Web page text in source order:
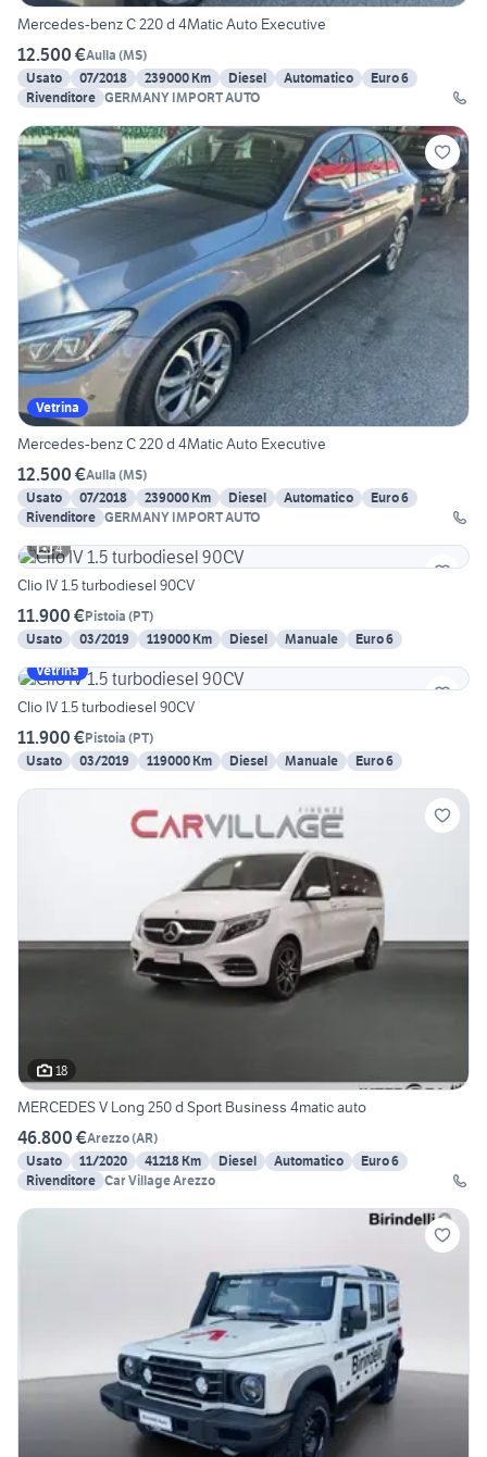
Mercedes-benz C 220 d 4Matic Auto Executive
12.500 €Aulla (MS)
Usato
07/2018 239000 Km Diesel Automatico
Euro 6
Rivenditore GERMANY IMPORT AUTO
Vetrina
Mercedes-benz C 220 d 4Matic Auto Executive
12.500 €Aulla (MS)
Usato
07/2018 239000 Km Diesel Automatico
Euro 6
Rivenditore GERMANY IMPORT AUTO
4
Clio IV 1.5 turbodiesel 90CV
11.900 €Pistoia (PT)
Usato
03/2019 119000 Km Diesel Manuale
Euro 6
Vetrina
Clio IV 1.5 turbodiesel 90CV
11.900 €Pistoia (PT)
Usato
03/2019 119000 Km Diesel Manuale Euro 6
18
MERCEDES V Long 250 d Sport Business 4matic auto
46.800 €Arezzo(AR)
Usato
11/2020 41218 Km Diesel Automatico
Euro 6
Rivenditore Car Village Arezzo